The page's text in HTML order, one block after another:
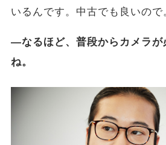
いるんです。中古でも良いので
―なるほど、普段からカメラが
ね。